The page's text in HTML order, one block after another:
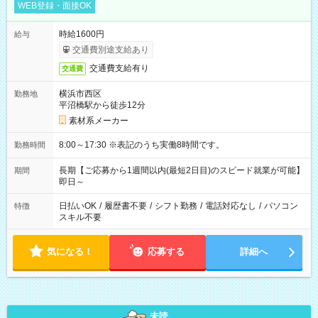
WEB登録・面接OK
給与
時給1600円
交通費別途支給あり
交通費 交通費支給有り
勤務地
横浜市西区
平沼橋駅から徒歩12分
素材系メーカー
勤務時間 8:00～17:30 ※表記のうち実働8時間です。
期間
長期【ご応募から1週間以内(最短2日目)のスピード就業が可能】
即日～
特徴 日払いOK / 履歴書不要 / シフト勤務 / 電話対応なし / パソコン
スキル不要
気になる！ 応募する 詳細へ